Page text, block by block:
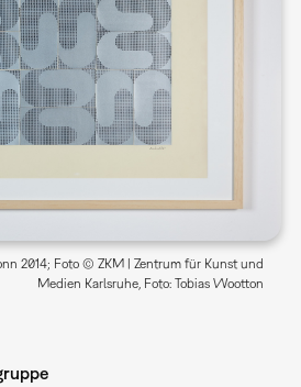
2014; Foto © ZKM | Zentrum für Kunst und
Medien Karlsruhe, Foto: Tobias Wootton